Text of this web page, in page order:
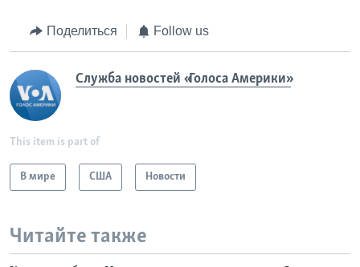
Поделиться Follow us
Служба новостей «Голоса Америки»
This item is part of
В мире США Новости
Читайте также